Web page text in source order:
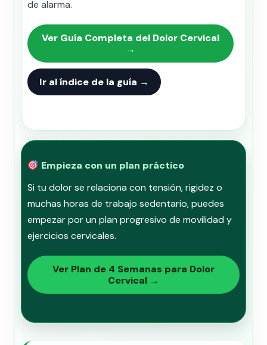
de alarma.
Ver Guía Completa del Dolor Cervical
→
Ir al índice de la guía →
Empieza con un plan práctico
Si tu dolor se relaciona con tensión, rigidez o
muchas horas de trabajo sedentario, puedes
empezar por un plan progresivo de movilidad y
ejercicios cervicales.
Ver Plan de 4 Semanas para Dolor
Cervical →